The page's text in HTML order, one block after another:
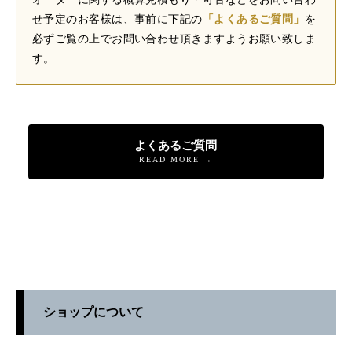
せ予定のお客様は、事前に下記の 「よくあるご質問」 を
必ずご覧の上でお問い合わせ頂きますようお願い致しま
す。
よくあるご質問
READ MORE →
ショップについて